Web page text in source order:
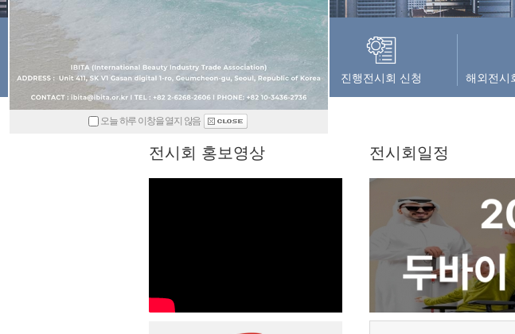
오늘 하루 이창을 열지 않음
해외전시회 참가신청 진행전시회 신청 해외전시
전시회 홍보영상 전시회일정